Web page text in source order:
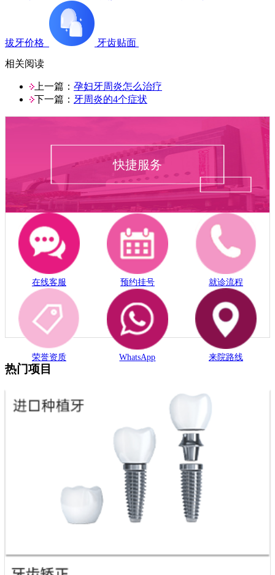
拔牙价格
牙齿贴面
相关阅读
上一篇： 孕妇牙周炎怎么治疗
下一篇： 牙周炎的4个症状
快捷服务
在线客服 预约挂号 就诊流程
荣誉资质 WhatsApp 来院路线
热门项目